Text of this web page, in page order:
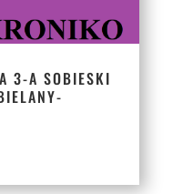
3-A SOBIESKI